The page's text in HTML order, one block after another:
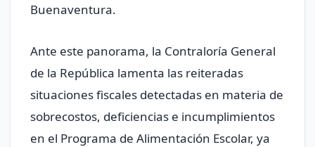
Buenaventura.
Ante este panorama, la Contraloría General
de la República lamenta las reiteradas
situaciones fiscales detectadas en materia de
sobrecostos, deficiencias e incumplimientos
en el Programa de Alimentación Escolar, ya